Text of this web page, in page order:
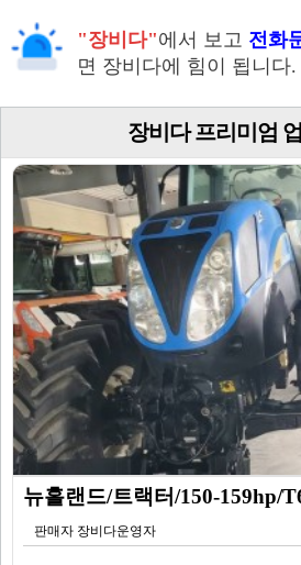
"장비다"에서 보고 전화
면 장비다에 힘이 됩니다.
장비다 프리미엄
뉴홀랜드/트랙터/150-159hp/
판매자 장비다운영자